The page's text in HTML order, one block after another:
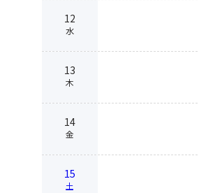
12
水
13
木
14
金
15
土